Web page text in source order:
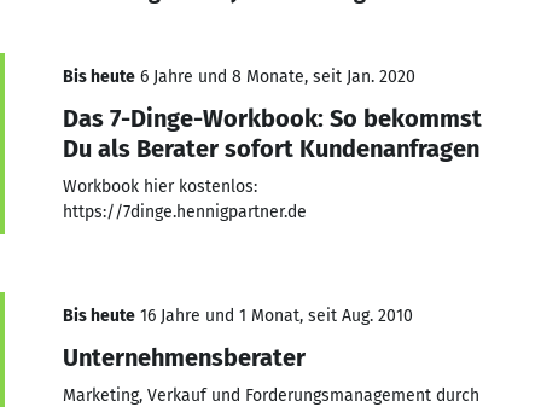
Bis heute 6 Jahre und 8 Monate, seit Jan. 2020
Das 7-Dinge-Workbook: So bekommst
Du als Berater sofort Kundenanfragen
Workbook hier kostenlos:
https://7dinge.hennigpartner.de
Bis heute 16 Jahre und 1 Monat, seit Aug. 2010
Unternehmensberater
Marketing, Verkauf und Forderungsmanagement durch